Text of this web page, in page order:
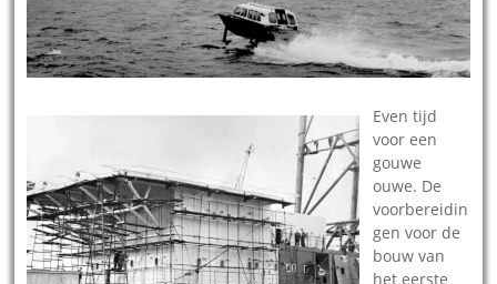
Even tijd
voor een
gouwe
ouwe. De
voorbereidin
gen voor de
bouw van
het eerste